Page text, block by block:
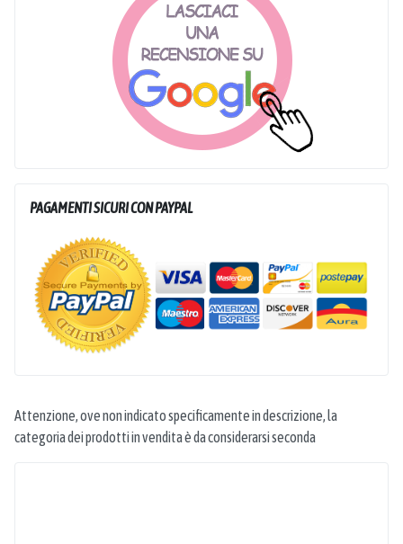
PAGAMENTI SICURI CON PAYPAL
Attenzione, ove non indicato specificamente in descrizione, la
categoria dei prodotti in vendita è da considerarsi seconda